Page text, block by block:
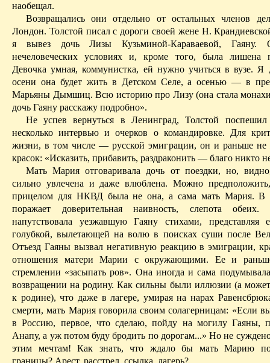
наобещал.
Возвращались они отдельно от остальных членов
Лондон. Толстой писал с дороги своей жене Н.
я вывез дочь Лизы Кузьминой-Караваевой, Гаяну.
нечеловеческих условиях и, кроме того, была лишена
Девочка умная, коммунистка, ей нужно учиться в вузе. Я
осени она будет жить в Детском Селе, а осенью — в
Марьяны Дымшиц. Всю историю про Лизу (она стала
дочь Гаяну расскажу подробно».
Не успев вернуться в Ленинград, Толстой поспешил
несколько интервью и очерков о командировке. Для
жизни, в том числе — русской эмиграции, он и раньше не
красок: «Исказить, прибавить, раздраконить — благо никто
Мать Мария отговаривала дочь от поездки, но,
сильно увлечена и даже влюблена. Можно
прицелом для НКВД была не она, а сама мать Мария. В
поражает доверительная наивность, слепота
напутствовала уезжавшуюГаяну стихами, представляя
голубкой, вылетающей на волю в поисках суши после
Отъезд Гаянывызвал негативную реакцию в эмиграции,
отношения матери Марии с окружающими. Ее и
стремлении «засыпать ров». Она иногда и сама
возвращении на родину. Как сильны были иллюзии (а
к родине), что даже в лагере, умирая на нарах
смерти, мать Мария говорила своимсолагерницам: «Если
в Россию, первое, что сделаю, пойду на могилуГаяны,
Анапу, а уж потом буду бродить по дорогам...» Но не
этим мечтам! Как знать, что ждало бы мать Марию